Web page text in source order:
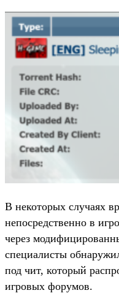
В некоторых случаях
непосредственно в
через
специалисты
под чит, который
игровых форумов.